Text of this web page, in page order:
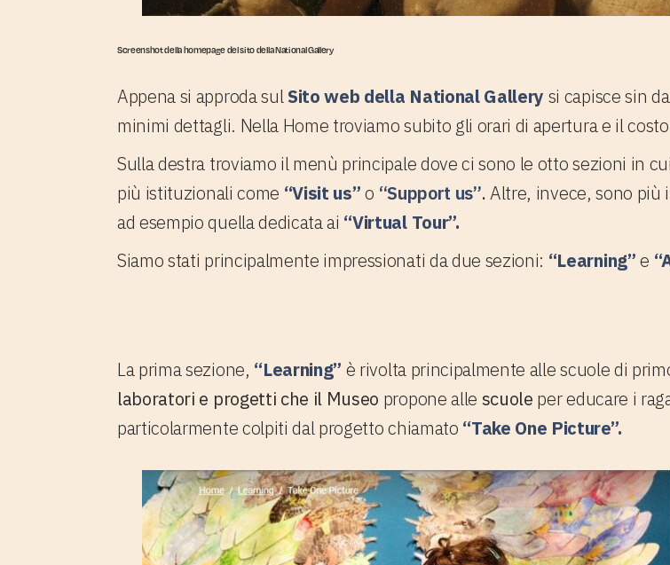
Screenshot della homepage del sito della National Gallery
Appena si approda sulSito web della National Gallery si capisce sin
minimi dettagli. Nella Home troviamo subito gli orari di apertura e il
Sulla destra troviamo il menù principale dove ci sono le otto sezioni in
più istituzionali come “Visit us”o “Support us”.Altre, invece, sono più
ad esempio quella dedicata ai “Virtual Tour”.
Siamo stati principalmente impressionati da due sezioni: “Learning”e
La prima sezione, “Learning” è rivolta principalmente alle scuole di
laboratori e progetti che il Museo propone alle scuole per educare i
particolarmente colpiti dal progetto chiamato “Take One Picture”.